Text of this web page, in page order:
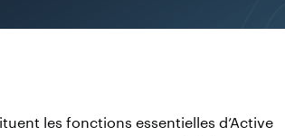
les fonctions essentielles d’Active